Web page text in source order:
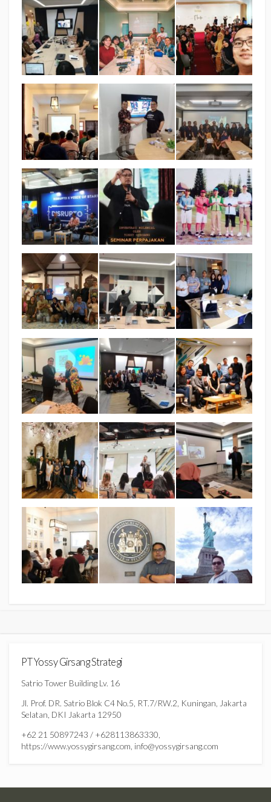
PT Yossy Girsang Strategi
Satrio Tower Building Lv. 16
Jl. Prof. DR. Satrio Blok C4 No.5, RT.7/RW.2, Kuningan, Jakarta
Selatan, DKI Jakarta 12950
+62 21 50897243 / +628113863330,
https://www.yossygirsang.com, info@yossygirsang.com